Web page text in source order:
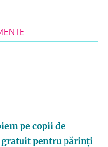
pe copii de
pentru părinți